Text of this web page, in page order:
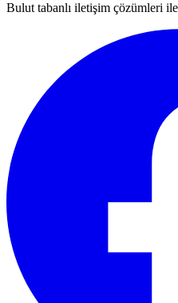
Bulut tabanlı iletişim çözümleri